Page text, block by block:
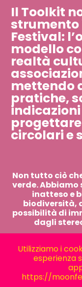
Il Toolkit
strumento
Festival:
modello
realtà
mettendo
pratiche,
circolari e
Non tutto ciò
verde. Abbiamo
inatteso e
biodiversità,
possibilità di
dagli
Utilizziamo i
esperienza
https://